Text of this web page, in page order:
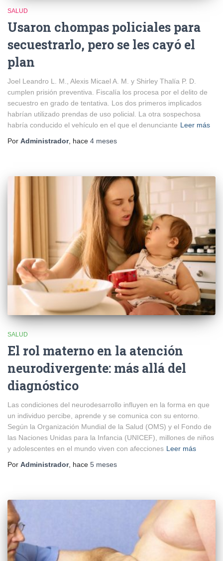
SALUD
Usaron chompas policiales para
secuestrarlo, pero se les cayó el
plan
Joel Leandro L. M., Alexis Micael A. M. y Shirley Thalía P. D.
cumplen prisión preventiva. Fiscalía los procesa por el delito de
secuestro en grado de tentativa. Los dos primeros implicados
habrían utilizado prendas de uso policial. La otra sospechosa
habría conducido el vehículo en el que el denunciante Leer más
Por Administrador, hace 4 meses
SALUD
El rol materno en la atención
neurodivergente: más allá del
diagnóstico
Las condiciones del neurodesarrollo influyen en la forma en que
un individuo percibe, aprende y se comunica con su entorno.
Según la Organización Mundial de la Salud (OMS) y el Fondo de
las Naciones Unidas para la Infancia (UNICEF), millones de niños
y adolescentes en el mundo viven con afecciones Leer más
Por Administrador, hace 5 meses